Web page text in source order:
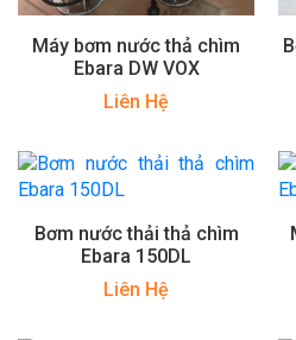
Máy bơm nước thả chìm
Ebara DW VOX
Liên Hệ
Bơm nước thải thả chìm
Ebara 150DL
Liên Hệ